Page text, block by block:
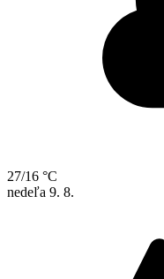
27/16 °C
nedeľa 9. 8.